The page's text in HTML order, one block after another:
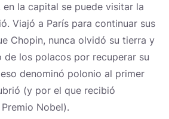
en la capital se puede visitar la
Viajó a París para continuar sus
Chopin, nunca olvidó su tierra y
los polacos por recuperar su
denominó polonio al primer
(y por el que recibió
Nobel).